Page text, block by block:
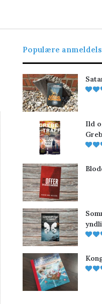
Populære
Ild